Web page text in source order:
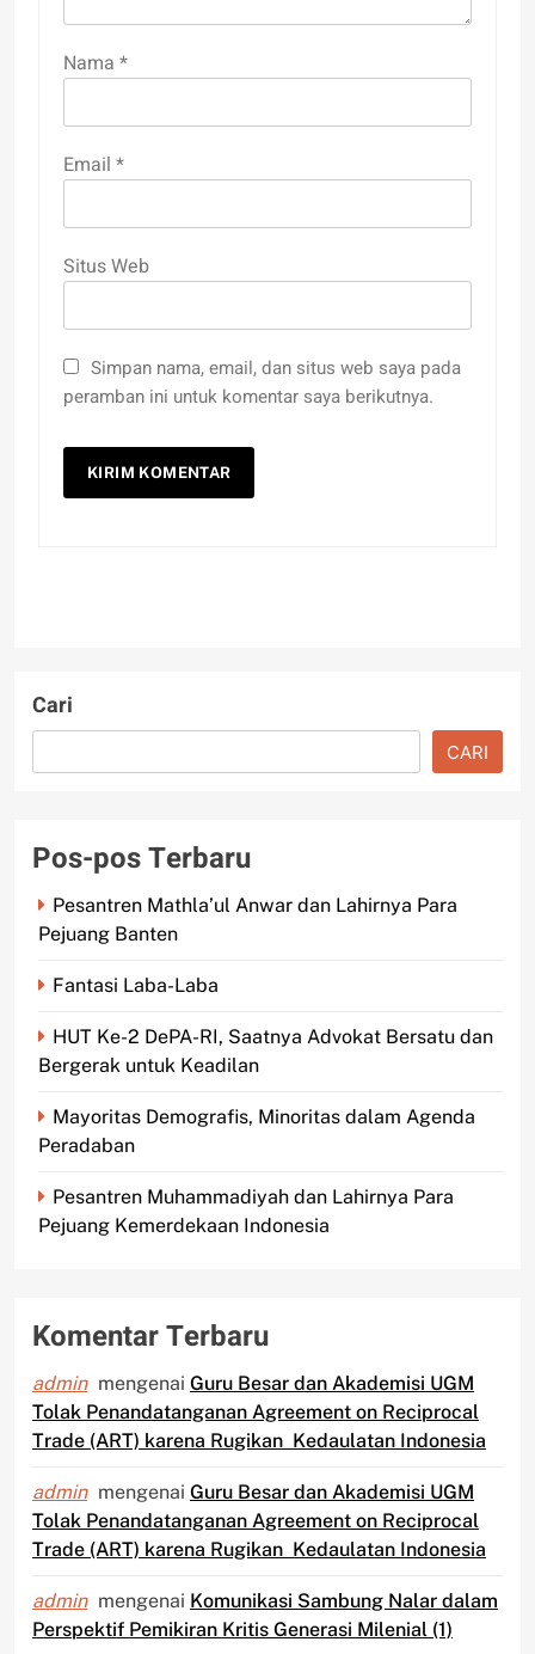
Nama *
Email *
Situs Web
Simpan nama, email, dan situs web saya pada
peramban ini untuk komentar saya berikutnya.
Cari
CARI
Pos-pos Terbaru
Pesantren Mathla’ul Anwar dan Lahirnya Para
Pejuang Banten
Fantasi Laba-Laba
HUT Ke-2 DePA-RI, Saatnya Advokat Bersatu dan
Bergerak untuk Keadilan
Mayoritas Demografis, Minoritas dalam Agenda
Peradaban
Pesantren Muhammadiyah dan Lahirnya Para
Pejuang Kemerdekaan Indonesia
Komentar Terbaru
admin mengenai Guru Besar dan Akademisi UGM
Tolak Penandatanganan Agreement on Reciprocal
Trade (ART) karena Rugikan Kedaulatan Indonesia
admin mengenai Guru Besar dan Akademisi UGM
Tolak Penandatanganan Agreement on Reciprocal
Trade (ART) karena Rugikan Kedaulatan Indonesia
admin mengenai Komunikasi Sambung Nalar dalam
Perspektif Pemikiran Kritis Generasi Milenial (1)